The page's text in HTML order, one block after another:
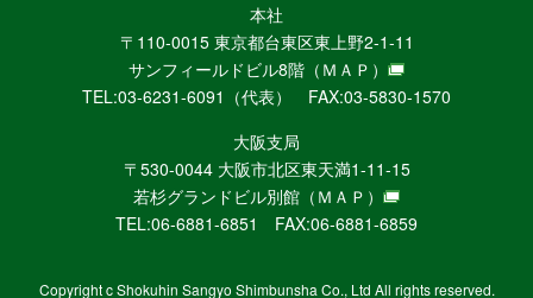
産
業
新
聞
社
ニ
ュ
ー
WEB
本社
〒110-0015 東京都台東区東上野2-1-11
サンフィールドビル8階 （ＭＡＰ）
TEL:03-6231-6091（代表） FAX:03-5830-1570
大阪支局
〒530-0044 大阪市北区東天満1-11-15
若杉グランドビル別館 （ＭＡＰ）
TEL:06-6881-6851 FAX:06-6881-6859
Copyright c Shokuhin Sangyo Shimbunsha Co., Ltd All rights reserved.